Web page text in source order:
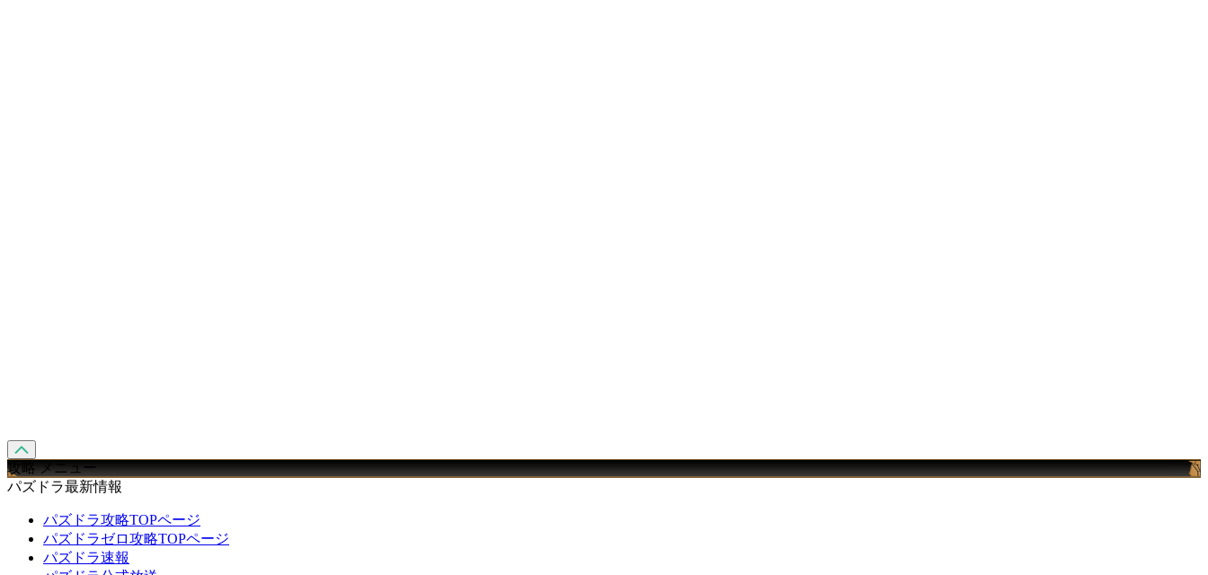
攻略 メニュー
パズドラ最新情報
パズドラ攻略TOPページ
パズドラゼロ攻略TOPページ
パズドラ速報